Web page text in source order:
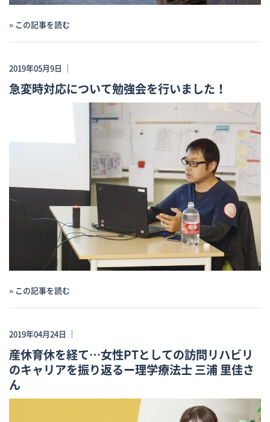
» この記事を読む
2019年05月9日 ｜
急変時対応について勉強会を行いました！
» この記事を読む
2019年04月24日 ｜
産休育休を経て…女性PTとしての訪問リハビリ
のキャリアを振り返るー理学療法士 三浦 里佳さ
ん